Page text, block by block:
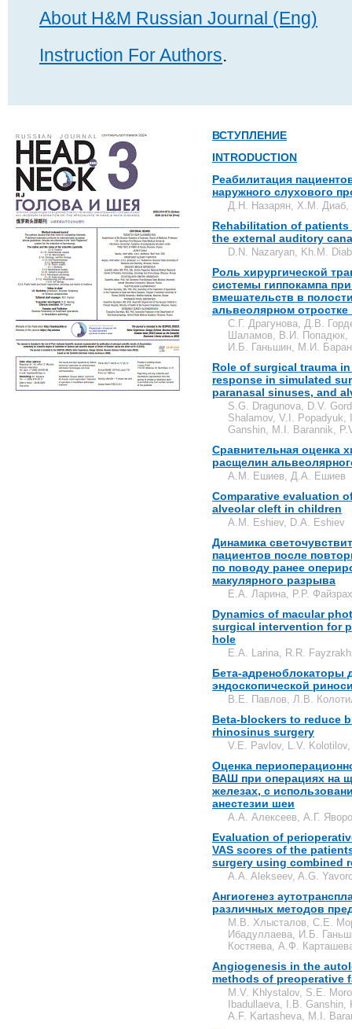
About H&M Russian Journal (Eng)
Instruction For Authors.
ВСТУПЛЕНИЕ
INTRODUCTION
Реабилитация
наружного слухового
Д.Н. Назарян, Х.М. Диаб,
Rehabilitation of
the external auditory
D.N. Nazaryan, Kh.M.
Роль хирургической
системы гиппокампа
вмешательств в
альвеолярном
С.Г. Драгунова, Д.В.
Шаламов, В.И. Попадюк,
И.Б. Ганьшин, М.И.
Role of surgical trauma
response in simulated
paranasal sinuses, and
S.G. Dragunova, D.V.
Shalamov, V.I.
Ganshin, M.I. Barannik,
Сравнительная оценка
расщелин
А.М. Ешиев, Д.А. Ешиев
Comparative evaluation
alveolar cleft in children
A.M. Eshiev, D.A. Eshiev
Динамика
пациентов после
по поводу ранее
макулярного разрыва
Е.А. Ларина, Р.Р.
Dynamics of macular
surgical intervention for
hole
E.A. Larina, R.R.
Бета-адреноблокаторы
эндоскопической
В.Е. Павлов, Л.В.
Beta-blockers to reduce
rhinosinus surgery
V.E. Pavlov, L.V.
Оценка
ВАШ при операциях на
железах, с
анестезии шеи
А.А. Алексеев, А.Г.
Evaluation of
VAS scores of the
surgery using combined
A.A. Alekseev, A.G.
Ангиогенез
различных методов
М.В. Хлысталов, С.Е.
Ибадуллаева, И.Б.
Костяева, А.Ф.
Angiogenesis in the
methods of preoperative
M.V. Khlystalov, S.E.
Ibadullaeva, I.B.
A.F. Kartasheva, M.I.